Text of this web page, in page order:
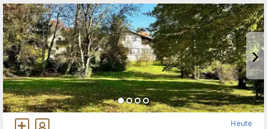
Heute